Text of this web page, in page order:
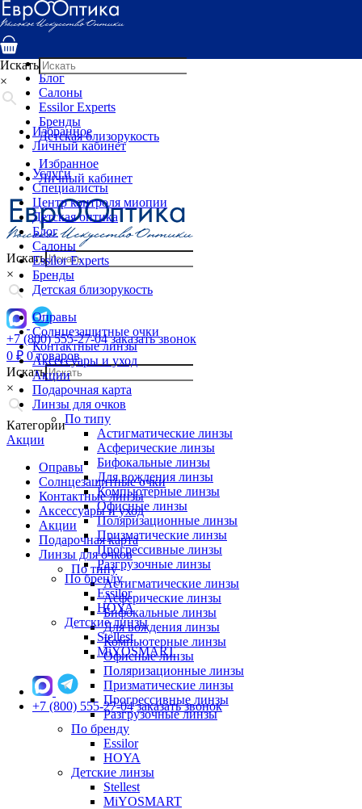
Услуги
Специалисты
Детская оптика
Блог
Салоны
Essilor Experts
Бренды
Детская близорукость
Избранное
Личный кабинет
Искать
×
+7 (800) 555-27-04 заказать звонок
0 ₽ 0 товаров
Искать
×
Категории
Акции
Оправы
Солнцезащитные очки
Контактные линзы
Аксессуары и уход
Акции
Подарочная карта
Линзы для очков
По типу
Астигматические линзы
Асферические линзы
Бифокальные линзы
Для вождения линзы
Компьютерные линзы
Офисные линзы
Поляризационные линзы
Призматические линзы
Прогрессивные линзы
Разгрузочные линзы
По бренду
Essilor
HOYA
Детские линзы
Stellest
MiYOSMART
Искать
×
Избранное
Личный кабинет
Услуги
Специалисты
Центр контроля миопии
Детская оптика
Блог
Салоны
Essilor Experts
Бренды
Детская близорукость
Оправы
Солнцезащитные очки
Контактные линзы
Аксессуары и уход
Акции
Подарочная карта
Линзы для очков
По типу
Астигматические линзы
Асферические линзы
Бифокальные линзы
Для вождения линзы
Компьютерные линзы
Офисные линзы
Поляризационные линзы
Призматические линзы
Прогрессивные линзы
Разгрузочные линзы
По бренду
Essilor
HOYA
Детские линзы
Stellest
MiYOSMART
+7 (800) 555-27-04 заказать звонок